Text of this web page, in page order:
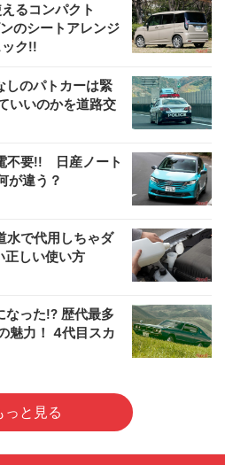
るコンパクト
のシートアレンジ
ク!!
しのパトカーは緊
いいのかを道路交
不要!! 日産ノート
が違う？
水で代用しちゃダ
しい使い方
なった!? 歴代最多
魅力！ 4代目スカ
っと見る